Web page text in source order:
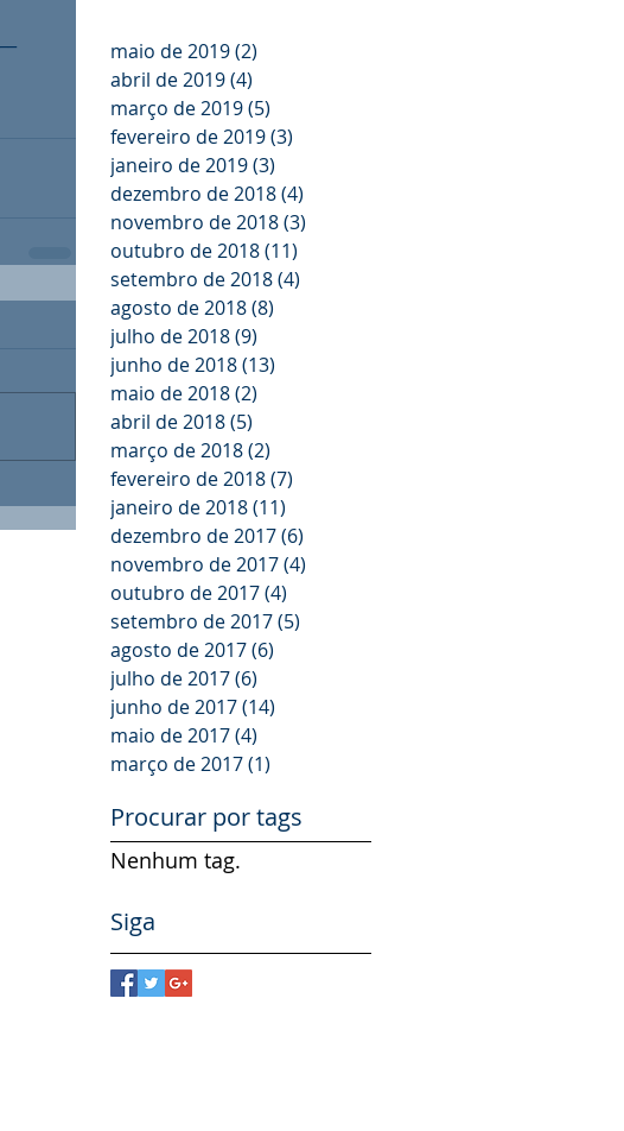
maio de 2019(2)
abril de 2019(4)
março de 2019(5)
fevereiro de 2019(3)
janeiro de 2019(3)
dezembro de 2018(4)
novembro de 2018(3)
outubro de 2018(11)
setembro de 2018(4)
agosto de 2018(8)
julho de 2018(9)
junho de 2018(13)
maio de 2018(2)
abril de 2018(5)
março de 2018(2)
fevereiro de 2018(7)
janeiro de 2018(11)
dezembro de 2017(6)
novembro de 2017(4)
outubro de 2017(4)
setembro de 2017(5)
agosto de 2017(6)
julho de 2017(6)
junho de 2017(14)
maio de 2017(4)
março de 2017(1)
Procurar por tags
Nenhum tag.
Siga